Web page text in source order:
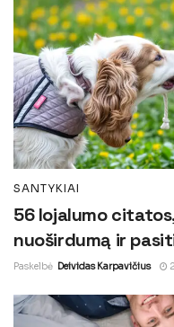
SANTYKIAI
56 lojalumo
nuoširdumą ir
Paskelbė Deividas Karpavičius